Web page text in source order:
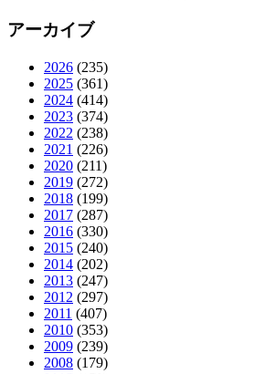
アーカイブ
2026 (235)
2025 (361)
2024 (414)
2023 (374)
2022 (238)
2021 (226)
2020 (211)
2019 (272)
2018 (199)
2017 (287)
2016 (330)
2015 (240)
2014 (202)
2013 (247)
2012 (297)
2011 (407)
2010 (353)
2009 (239)
2008 (179)